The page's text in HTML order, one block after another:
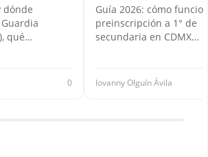
dónde
qué…
0
Guía 2026: cómo
preinscripción a 1° de
secundaria en CDMX…
Iovanny Olguín Ávila